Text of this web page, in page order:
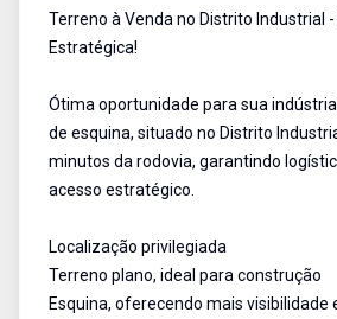
Terreno à Venda no Distrito Industrial
Estratégica!
Ótima oportunidade para sua
de esquina, situado no Distrito
minutos da rodovia, garantindo
acesso estratégico.
Localização privilegiada
Terreno plano, ideal para construção
Esquina, oferecendo mais visibilidade